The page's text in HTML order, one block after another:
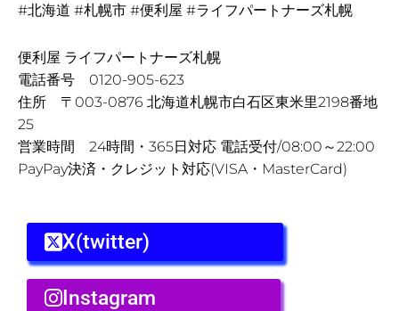
#北海道 #札幌市 #便利屋 #ライフパートナーズ札幌
便利屋 ライフパートナーズ札幌
電話番号 0120-905-623
住所 〒003-0876 北海道札幌市白石区東米里2198番地
25
営業時間 24時間・365日対応 電話受付/08:00～22:00
PayPay決済・クレジット対応(VISA・MasterCard)
X(twitter)
Instagram